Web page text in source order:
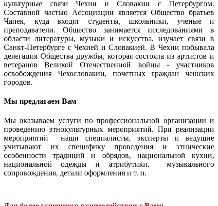
культурные связи Чехии и Словакии с Петербургом.
Составной частью Ассоциации является Общество братьев
Чапек, куда входят студенты, школьники, ученые и
преподаватели. Общество занимается исследованиями в
области литературы, музыки и искусства, изучает связи в
Санкт-Петербурге с Чехией и Словакией. В Чехии побывала
делегация Общества дружбы, которая состояла из артистов и
ветеранов Великой Отечественной войны - участников
освобождения Чехословакии, почетных граждан чешских
городов.
Мы предлагаем Вам
Мы оказываем услуги по профессиональной организации и
проведению этнокультурных мероприятий. При реализации
мероприятий наши специалисты, эксперты и ведущие
учитывают их специфику проведения и этнические
особенности традиций и обрядов, национальной кухни,
национальной одежды и атрибутики, музыкального
сопровождения, детали оформления и т. п.